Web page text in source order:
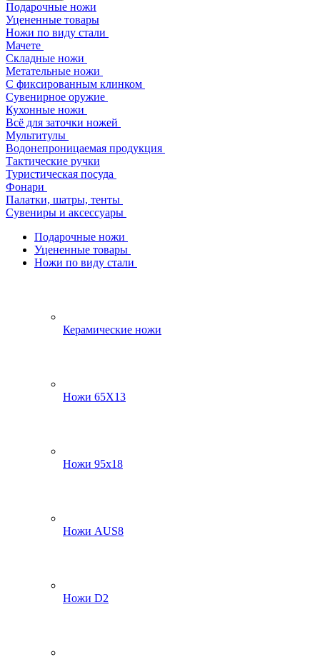
Подарочные ножи
Уцененные товары
Ножи по виду стали
Мачете
Складные ножи
Метательные ножи
С фиксированным клинком
Сувенирное оружие
Кухонные ножи
Всё для заточки ножей
Мультитулы
Водонепроницаемая продукция
Тактические ручки
Туристическая посуда
Фонари
Палатки, шатры, тенты
Сувениры и аксессуары
Подарочные ножи
Уцененные товары
Ножи по виду стали
Керамические ножи
Ножи 65Х13
Ножи 95х18
Ножи AUS8
Ножи D2